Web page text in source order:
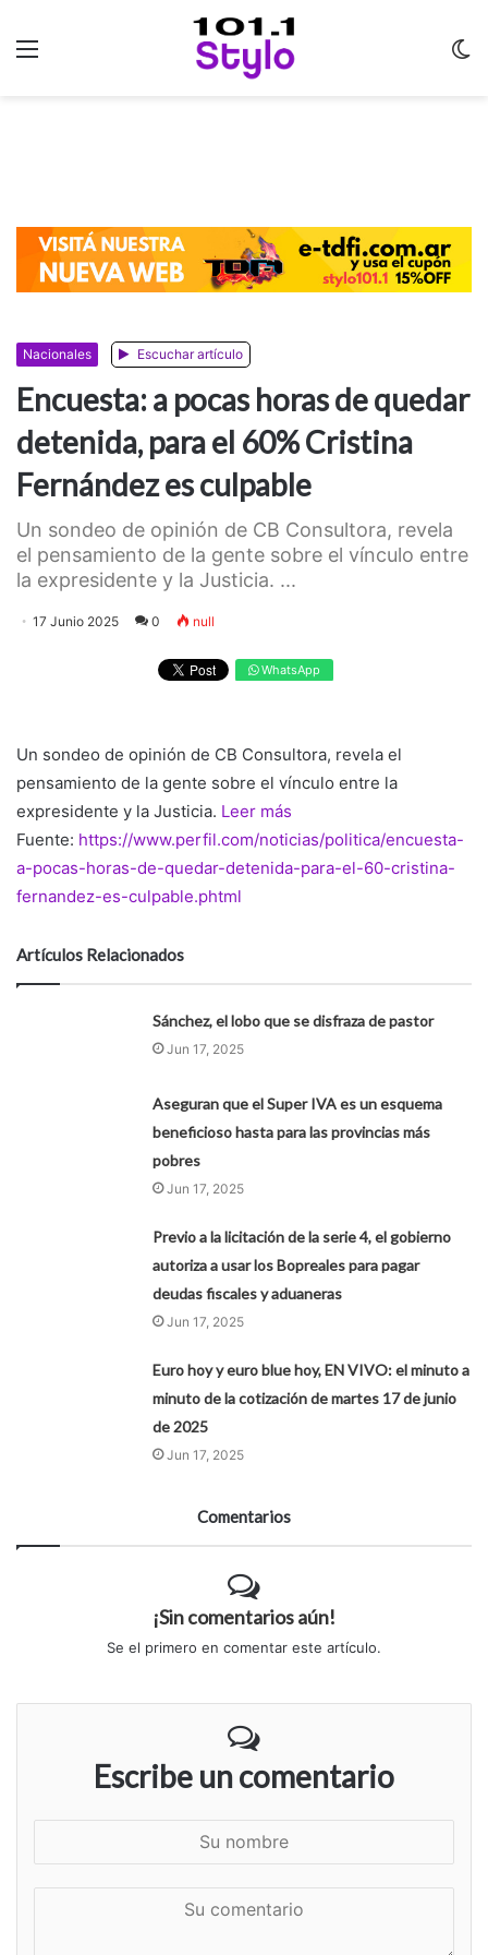
Nacionales Escuchar artículo
Encuesta: a pocas horas de quedar
detenida, para el 60% Cristina
Fernández es culpable
Un sondeo de opinión de CB Consultora, revela
el pensamiento de la gente sobre el vínculo entre
la expresidente y la Justicia. ...
17 Junio 2025 0 null
WhatsApp
Un sondeo de opinión de CB Consultora, revela el
pensamiento de la gente sobre el vínculo entre la
expresidente y la Justicia. Leer más
Fuente: https://www.perfil.com/noticias/politica/encuesta-
a-pocas-horas-de-quedar-detenida-para-el-60-cristina-
fernandez-es-culpable.phtml
Artículos Relacionados
Sánchez, el lobo que se disfraza de pastor
Jun 17, 2025
Aseguran que el Super IVA es un esquema
beneficioso hasta para las provincias más
pobres
Jun 17, 2025
Previo a la licitación de la serie 4, el gobierno
autoriza a usar los Bopreales para pagar
deudas fiscales y aduaneras
Jun 17, 2025
Euro hoy y euro blue hoy, EN VIVO: el minuto a
minuto de la cotización de martes 17 de junio
de 2025
Jun 17, 2025
Comentarios
¡Sin comentarios aún!
Se el primero en comentar este artículo.
Escribe un comentario